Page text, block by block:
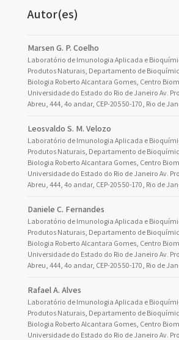
Autor(es)
Marsen G. P. Coelho
Laboratório de Imunologia Aplicada e
Produtos Naturais, Departamento de
Biologia Roberto Alcantara Gomes, Centro
Universidade do Estado do Rio de Janeiro Av.
Abreu, 444, 4o andar, CEP-20550-170, Rio de
Leosvaldo S. M. Velozo
Laboratório de Imunologia Aplicada e
Produtos Naturais, Departamento de
Biologia Roberto Alcantara Gomes, Centro
Universidade do Estado do Rio de Janeiro Av.
Abreu, 444, 4o andar, CEP-20550-170, Rio de
Daniele C. Fernandes
Laboratório de Imunologia Aplicada e
Produtos Naturais, Departamento de
Biologia Roberto Alcantara Gomes, Centro
Universidade do Estado do Rio de Janeiro Av.
Abreu, 444, 4o andar, CEP-20550-170, Rio de
Rafael A. Alves
Laboratório de Imunologia Aplicada e
Produtos Naturais, Departamento de
Biologia Roberto Alcantara Gomes, Centro
Universidade do Estado do Rio de Janeiro Av.